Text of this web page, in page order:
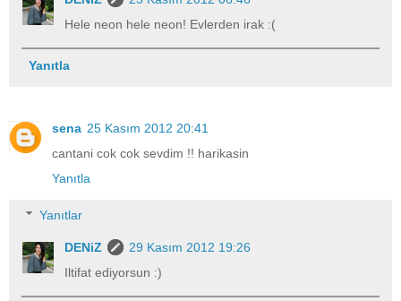
Hele neon hele neon! Evlerden irak :(
Yanıtla
sena 25 Kasım 2012 20:41
cantani cok cok sevdim !! harikasin
Yanıtla
Yanıtlar
DENiZ
29 Kasım 2012 19:26
Iltifat ediyorsun :)